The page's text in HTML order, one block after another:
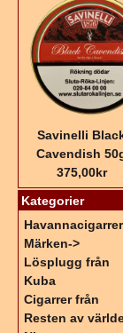
Savinelli
Cavendish
375,00kr
Kategorier
Märken->
Lösplugg från
Kuba
Cigarrer från
Resten av